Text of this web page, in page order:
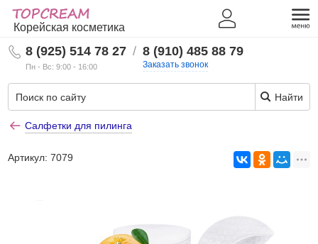
Корейская косметика
8 (925) 514 78 27
Пн - Вс: 9:00 - 16:00
/ 8 (910) 485 88 79
Заказать звонок
Найти
Салфетки для пилинга
Артикул:7079